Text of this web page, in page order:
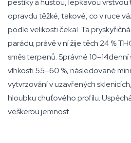
pestíky a hustou, lepkavou
opravdu těžké, takové, co v ruce
podle velikosti čekal. Ta
parádu; právě v ní žije těch 24 %
směs terpenů. Správné 10–14denní
vlhkosti 55–60 %, následované
vytvrzování v uzavřených
hloubku chuťového profilu.
veškerou jemnost.